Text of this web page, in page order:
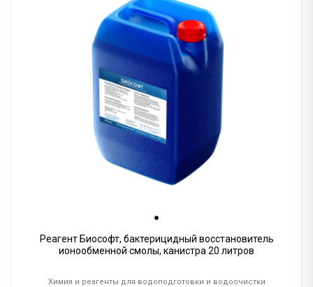
Реагент Биософт, бактерицидный восстановитель
ионообменной смолы, канистра 20 литров
Химия и реагенты для водоподготовки и водоочистки